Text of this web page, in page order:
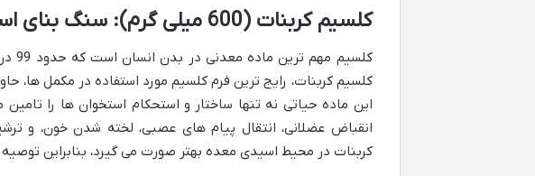
کلسیم کربنات (600 میلی گرم): سنگ بنای استخوان
این ماده حیاتی نه تنها ساختار و استحکام استخوان ها را
انقباض عضلانی، انتقال پیام های عصبی، لخته شدن خون، و
کربنات در محیط اسیدی معده بهتر صورت می گیرد، بنابراین